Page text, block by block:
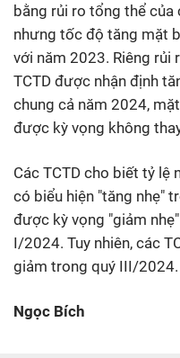
bằng rủi ro tổng thể của
nhưng tốc độ tăng mặt
với năm 2023. Riêng rủi
TCTD được nhận định
chung cả năm 2024,
được kỳ vọng không
Các TCTD cho biết tỷ
có biểu hiện "tăng nhẹ"
được kỳ vọng "giảm
I/2024. Tuy nhiên, các
giảm trong quý III/2024.
Ngọc Bích